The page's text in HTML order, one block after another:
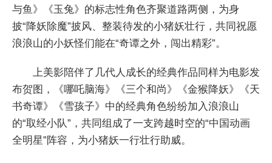
与鱼》《玉兔》的标志性角色齐聚道路两侧，为身
披“降妖除魔”披风、整装待发的小猪妖壮行，共同祝愿
浪浪山的小妖怪们能在“奇谭之外，闯出精彩”。
上美影陪伴了几代人成长的经典作品同样为电影发
布贺图，《哪吒脑海》《三个和尚》《金猴降妖》《天
书奇谭》《雪孩子》中的经典角色纷纷加入浪浪山
的“取经小队”，共同组成了一支跨越时空的“中国动画
全明星”阵容，为小猪妖一行壮行助威。